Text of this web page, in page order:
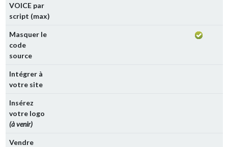
VOICE par
script (max)
Masquer le
code
source
Intégrer à
votre site
Insérez
votre logo
(à venir)
Vendre